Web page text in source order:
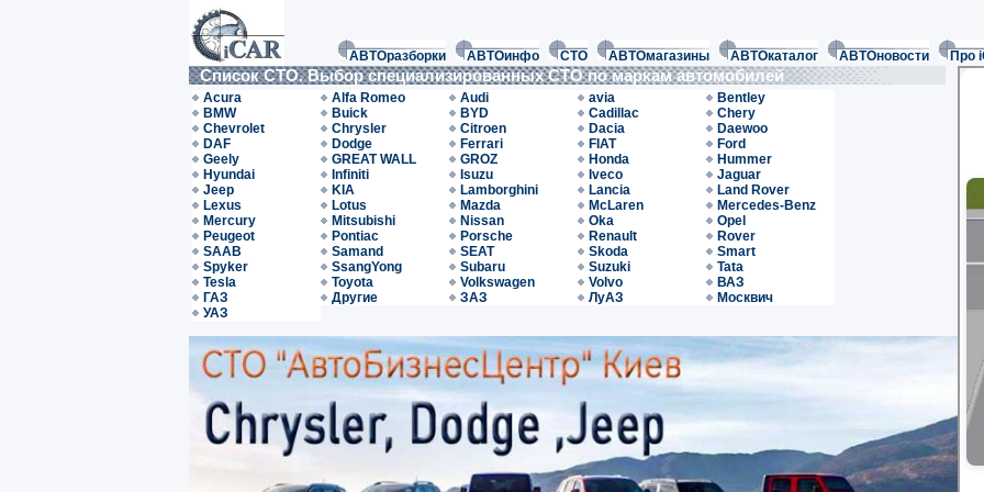
АВТОразборки АВТОинфо СТО АВТОмагазины АВТОкаталог АВТОновости Про
Список СТО. Выбор специализированных СТО по маркам автомобилей
Acura Alfa Romeo Audi avia
Bentley
BMW
Buick BYD Cadillac
Chery
Chevrolet
Chrysler Citroen Dacia
Daewoo
DAF
Dodge Ferrari FIAT
Ford
Geely
GREAT WALL GROZ Honda
Hummer
Hyundai
Infiniti Isuzu Iveco
Jaguar
Jeep
KIA Lamborghini Lancia
Land Rover
Lexus
Lotus Mazda McLaren
Mercedes-Benz
Mercury
Mitsubishi Nissan Oka
Opel
Peugeot
Pontiac Porsche Renault
Rover
SAAB
Samand SEAT Skoda
Smart
Spyker
SsangYong Subaru Suzuki
Tata
Tesla
Toyota Volkswagen Volvo
ВАЗ
ГАЗ
Другие ЗАЗ ЛуАЗ
Москвич
УАЗ